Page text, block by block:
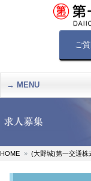
ご
MENU
HOME (大野城)第一交通株